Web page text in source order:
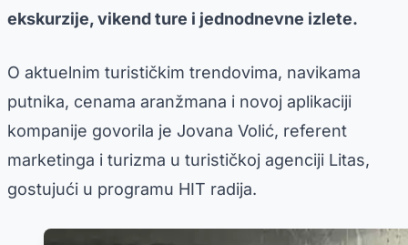
ekskurzije, vikend ture i jednodnevne izlete.
O aktuelnim turističkim trendovima, navikama
putnika, cenama aranžmana i novoj aplikaciji
kompanije govorila je Jovana Volić, referent
marketinga i turizma u turističkoj agenciji Litas,
gostujući u programu HIT radija.